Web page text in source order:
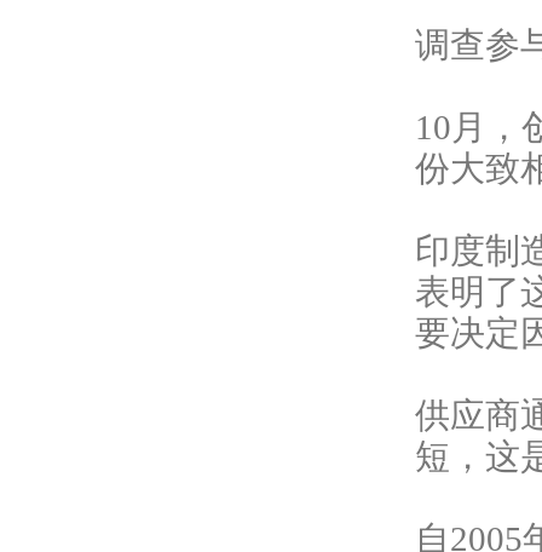
调查参
10月，
份大致
印度制
表明了
要决定
供应商
短，这
自2005